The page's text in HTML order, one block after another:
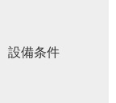
設備条件